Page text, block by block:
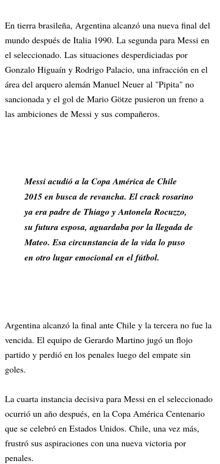
En tierra brasileña, Argentina alcanzó una nueva final del
mundo después de Italia 1990. La segunda para Messi en
el seleccionado. Las situaciones desperdiciadas por
Gonzalo Higuaín y Rodrigo Palacio, una infracción en el
área del arquero alemán Manuel Neuer al "Pipita" no
sancionada y el gol de Mario Götze pusieron un freno a
las ambiciones de Messi y sus compañeros.
Messi acudió a la Copa América de Chile
2015 en busca de revancha. El crack rosarino
ya era padre de Thiago y Antonela Rocuzzo,
su futura esposa, aguardaba por la llegada de
Mateo. Esa circunstancia de la vida lo puso
en otro lugar emocional en el fútbol.
Argentina alcanzó la final ante Chile y la tercera no fue la
vencida. El equipo de Gerardo Martino jugó un flojo
partido y perdió en los penales luego del empate sin
goles.
La cuarta instancia decisiva para Messi en el seleccionado
ocurrió un año después, en la Copa América Centenario
que se celebró en Estados Unidos. Chile, una vez más,
frustró sus aspiraciones con una nueva victoria por
penales.